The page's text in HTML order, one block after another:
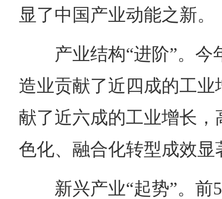
显了中国产业动能之新。
产业结构“进阶”。
造业贡献了近四成的工
献了近六成的工业增长
色化、融合化转型成效显
新兴产业“起势”。